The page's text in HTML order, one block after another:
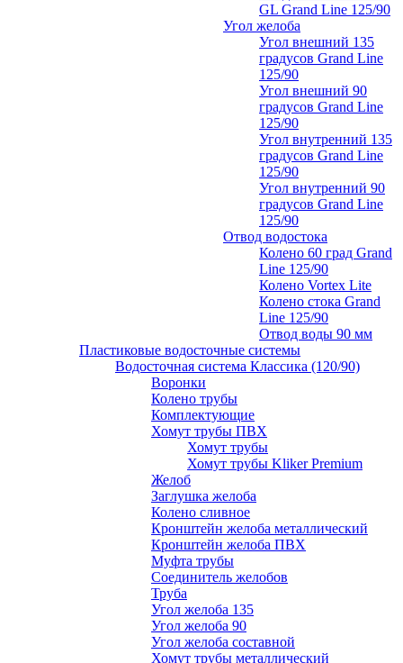
GL Grand Line 125/90
Угол желоба
Угол внешний 135
градусов Grand Line
125/90
Угол внешний 90
градусов Grand Line
125/90
Угол внутренний 135
градусов Grand Line
125/90
Угол внутренний 90
градусов Grand Line
125/90
Отвод водостока
Колено 60 град Grand
Line 125/90
Колено Vortex Lite
Колено стока Grand
Line 125/90
Отвод воды 90 мм
Пластиковые водосточные системы
Водосточная система Классика (120/90)
Воронки
Колено трубы
Комплектующие
Хомут трубы ПВХ
Хомут трубы
Хомут трубы Kliker Premium
Желоб
Заглушка желоба
Колено сливное
Кронштейн желоба металлический
Кронштейн желоба ПВХ
Муфта трубы
Соединитель желобов
Труба
Угол желоба 135
Угол желоба 90
Угол желоба составной
Хомут трубы металлический